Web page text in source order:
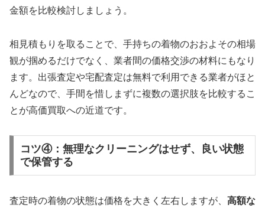
金額を比較検討しましょう。
相見積もりを取ることで、手持ちの着物のおおよその相場
観が掴めるだけでなく、業者間の価格交渉の材料にもなり
ます。出張査定や宅配査定は無料で利用できる業者がほと
んどなので、手間を惜しまずに複数の選択肢を比較するこ
とが高価買取への近道です。
コツ④：無理なクリーニングはせず、良い状態
で保管する
査定時の着物の状態は価格を大きく左右しますが、 高額な